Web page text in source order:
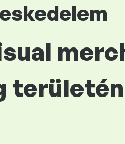
területén